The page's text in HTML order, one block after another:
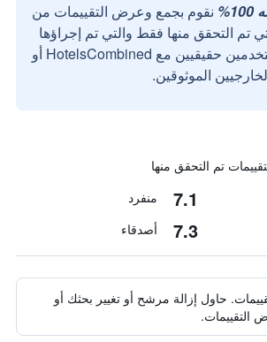
نقوم بجمع وعرض التقييمات من
تم التحقق منها فقط والتي تم إجراؤها
بواسطة مستخدمين حقيقيين مع HotelsCombined أو
الموثوقين.
7.1 منفرد
7.3 أصدقاء
حاول إزالة مرشح أو تغيير بحثك أو